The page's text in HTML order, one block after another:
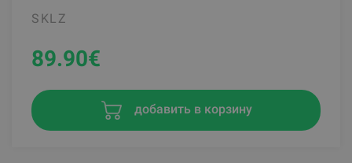
SKLZ
89.90€
добавить в корзину